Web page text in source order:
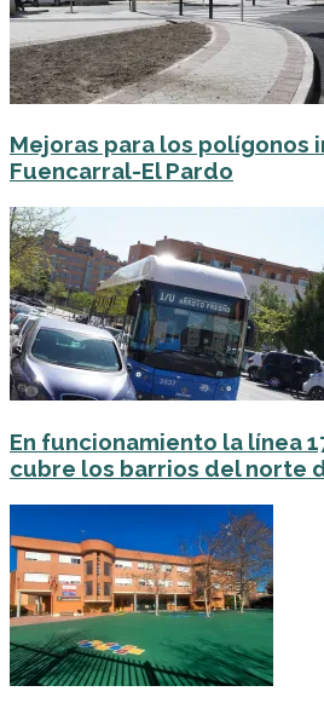
Mejoras para los polígonos
Fuencarral-El Pardo
En funcionamiento la línea
cubre los barrios del norte